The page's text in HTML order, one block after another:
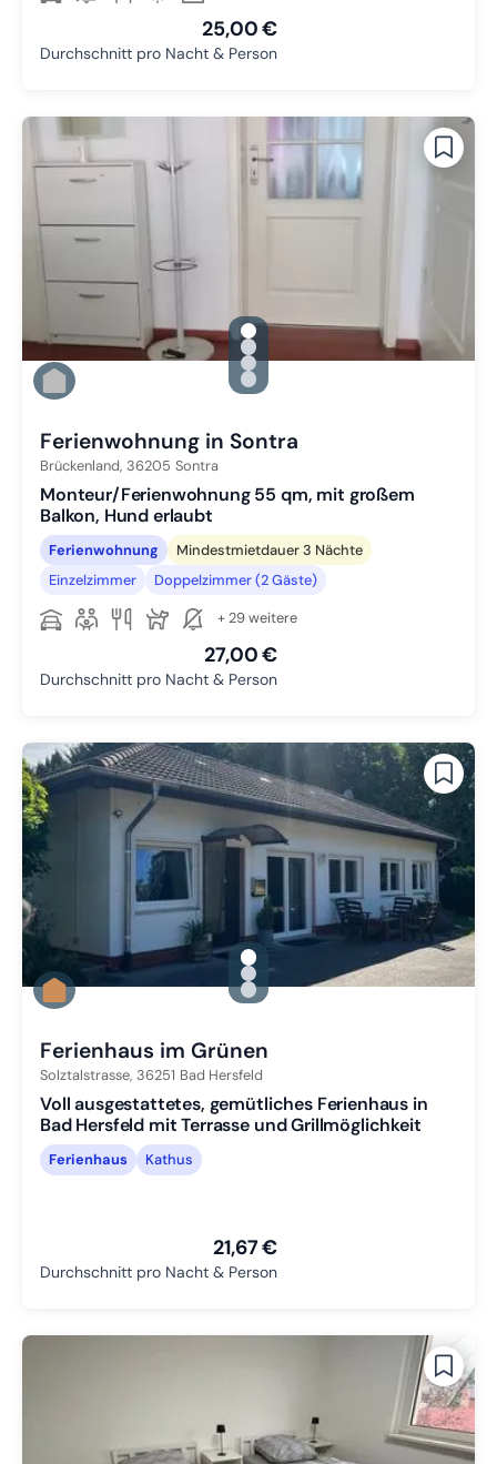
25,00 €
Durchschnitt pro Nacht & Person
gallery.slide_selector
Zu Slide 1 wechseln
Zu Slide 2 wechseln
Zu Slide 3 wechseln
Zu Slide 4 wechseln
Ferienwohnung in Sontra
Brückenland, 36205 Sontra
Monteur/Ferienwohnung 55 qm, mit großem
Balkon, Hund erlaubt
Ferienwohnung
Mindestmietdauer 3 Nächte
Einzelzimmer
Doppelzimmer (2 Gäste)
+ 29 weitere
27,00 €
Durchschnitt pro Nacht & Person
gallery.slide_selector
Zu Slide 1 wechseln
Zu Slide 2 wechseln
Zu Slide 3 wechseln
Ferienhaus im Grünen
Solztalstrasse, 36251 Bad Hersfeld
Voll ausgestattetes, gemütliches Ferienhaus in
Bad Hersfeld mit Terrasse und Grillmöglichkeit
Ferienhaus Kathus
21,67 €
Durchschnitt pro Nacht & Person